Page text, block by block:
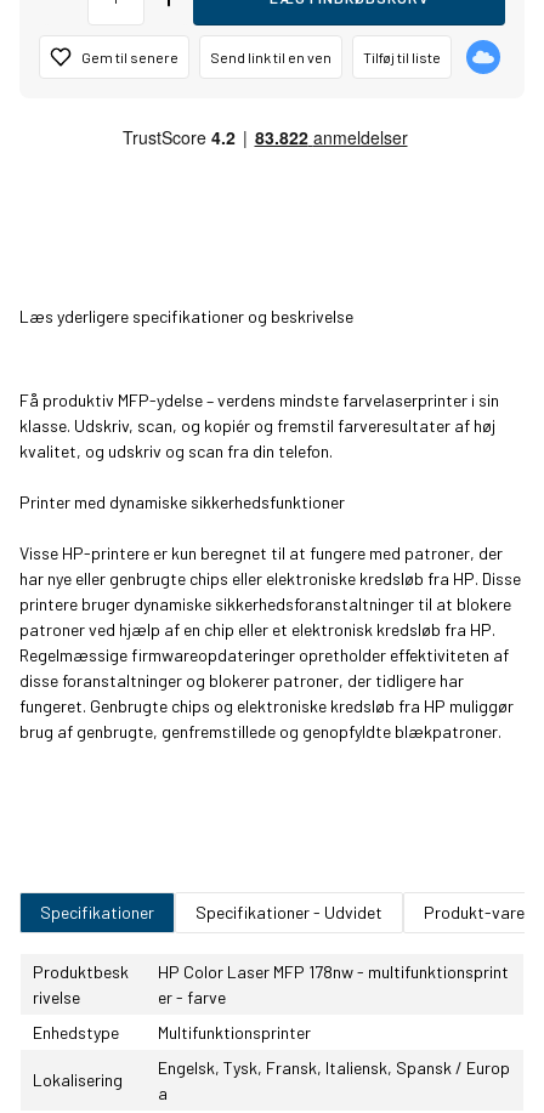
Gem til senere Send link til en ven Tilføj til liste
Læs yderligere specifikationer og beskrivelse
Få produktiv MFP-ydelse – verdens mindste farvelaserprinter i sin
klasse. Udskriv, scan, og kopiér og fremstil farveresultater af høj
kvalitet, og udskriv og scan fra din telefon.
Printer med dynamiske sikkerhedsfunktioner
Visse HP-printere er kun beregnet til at fungere med patroner, der
har nye eller genbrugte chips eller elektroniske kredsløb fra HP. Disse
printere bruger dynamiske sikkerhedsforanstaltninger til at blokere
patroner ved hjælp af en chip eller et elektronisk kredsløb fra HP.
Regelmæssige firmwareopdateringer opretholder effektiviteten af
disse foranstaltninger og blokerer patroner, der tidligere har
fungeret. Genbrugte chips og elektroniske kredsløb fra HP muliggør
brug af genbrugte, genfremstillede og genopfyldte blækpatroner.
Specifikationer Specifikationer - Udvidet Produkt-
Produktbesk
rivelse
HP Color Laser MFP 178nw - multifunktionsprint
er - farve
Enhedstype
Multifunktionsprinter
Lokalisering
Engelsk, Tysk, Fransk, Italiensk, Spansk / Europ
a